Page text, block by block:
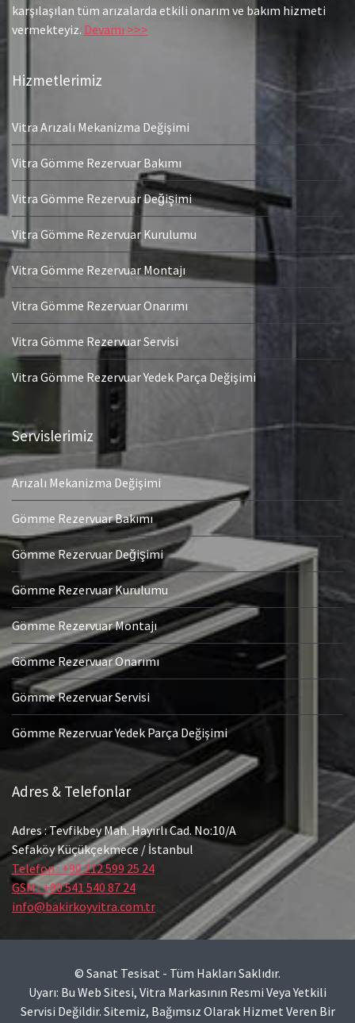
karşılaşılan tüm arızalarda etkili onarım ve bakım hizmeti
vermekteyiz. Devamı >>>
Hizmetlerimiz
Vitra Arızalı Mekanizma Değişimi
Vitra Gömme Rezervuar Bakımı
Vitra Gömme Rezervuar Değişimi
Vitra Gömme Rezervuar Kurulumu
Vitra Gömme Rezervuar Montajı
Vitra Gömme Rezervuar Onarımı
Vitra Gömme Rezervuar Servisi
Vitra Gömme Rezervuar Yedek Parça Değişimi
Servislerimiz
Arızalı Mekanizma Değişimi
Gömme Rezervuar Bakımı
Gömme Rezervuar Değişimi
Gömme Rezervuar Kurulumu
Gömme Rezervuar Montajı
Gömme Rezervuar Onarımı
Gömme Rezervuar Servisi
Gömme Rezervuar Yedek Parça Değişimi
Adres & Telefonlar
Adres : Tevfikbey Mah. Hayırlı Cad. No:10/A
Sefaköy Küçükçekmece / İstanbul
Telefon : +90 212 599 25 24
GSM : +90 541 540 87 24
info@bakirkoyvitra.com.tr
© Sanat Tesisat - Tüm Hakları Saklıdır.
Uyarı: Bu Web Sitesi, Vitra Markasının Resmi Veya Yetkili
Servisi Değildir. Sitemiz, Bağımsız Olarak Hizmet Veren Bir